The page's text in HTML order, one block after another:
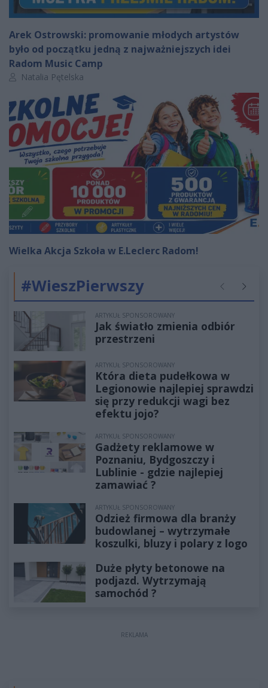
Arek Ostrowski: promowanie młodych artystów
było od początku jedną z najważniejszych idei
Radom Music Camp
Autor artykułu:
Natalia Pętelska
Wielka Akcja Szkoła w E.Leclerc Radom!
#WieszPierwszy Poprzednie
ARTYKUŁ SPONSOROWANY
Jak światło zmienia odbiór
przestrzeni
ARTYKUŁ SPONSOROWANY
Która dieta pudełkowa w
Legionowie najlepiej sprawdzi
się przy redukcji wagi bez
efektu jojo?
ARTYKUŁ SPONSOROWANY
Gadżety reklamowe w
Poznaniu, Bydgoszczy i
Lublinie - gdzie najlepiej
zamawiać ?
ARTYKUŁ SPONSOROWANY
Odzież firmowa dla branży
budowlanej – wytrzymałe
koszulki, bluzy i polary z logo
Duże płyty betonowe na
podjazd. Wytrzymają
samochód ?
REKLAMA